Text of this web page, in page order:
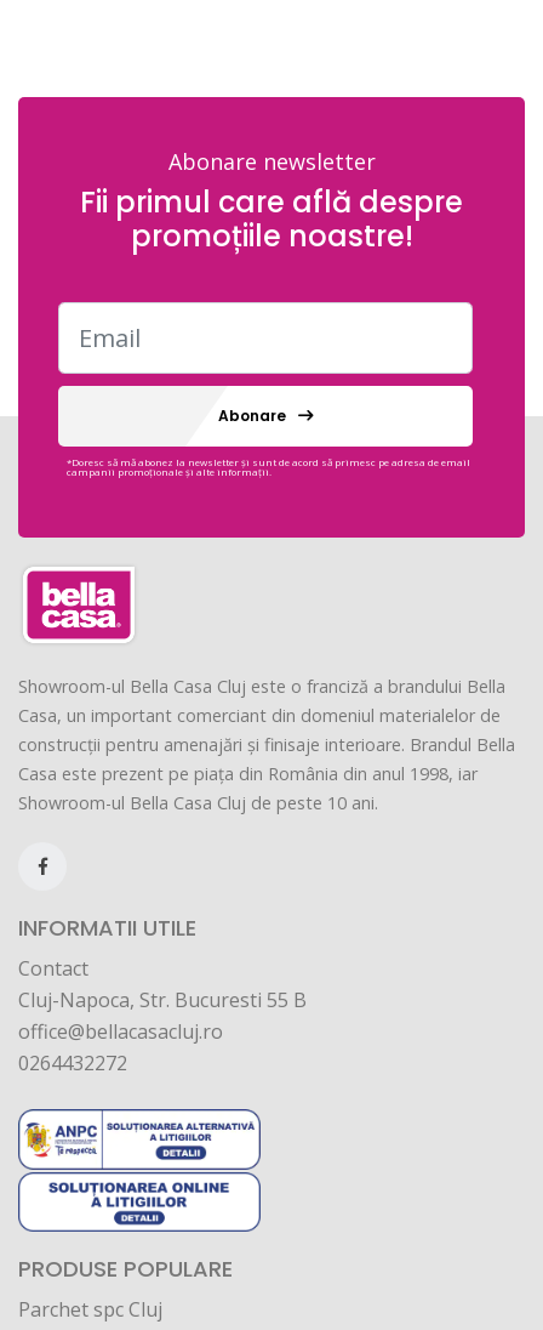
Abonare newsletter
Fii primul care află despre
promoțiile noastre!
Abonare
*Doresc să mă abonez la newsletter și sunt de acord să primesc pe adresa de email
campanii promoționale și alte informații.
Showroom-ul Bella Casa Cluj este o franciză a brandului Bella
Casa, un important comerciant din domeniul materialelor de
construcții pentru amenajări și finisaje interioare. Brandul Bella
Casa este prezent pe piața din România din anul 1998, iar
Showroom-ul Bella Casa Cluj de peste 10 ani.
INFORMATII UTILE
Contact
Cluj-Napoca, Str. Bucuresti 55 B
office@bellacasacluj.ro
0264432272
PRODUSE POPULARE
Parchet spc Cluj